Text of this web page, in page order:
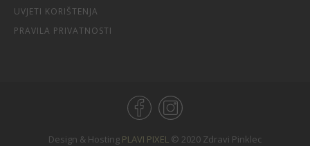
UVJETI KORIŠTENJA
PRAVILA PRIVATNOSTI
Design & Hosting PLAVI PIXEL © 2020 Zdravi Pinklec